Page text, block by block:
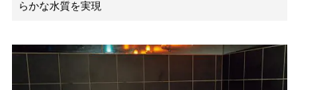
らかな水質を実現